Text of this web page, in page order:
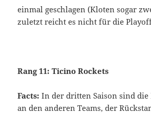
einmal geschlagen (Kloten sogar
zuletzt reicht es nicht für die
Rang 11: Ticino Rockets
Facts: In der dritten Saison sind die
an den anderen Teams, der